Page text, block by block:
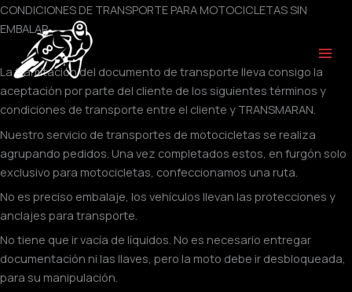
Ir
al
contenido
CONDICIONES DE TRANSPORTE PARA MOTOCICLETAS SIN
EMBALAR
La tramitación del documento de transporte lleva consigo la
aceptación por parte del cliente de los siguientes términos y
condiciones de transporte entre el cliente y TRANSMARAN.
Nuestro servicio de transportes de motocicletas se realiza
agrupando pedidos. Una vez completados estos, en furgón solo
exclusivo para motocicletas, confeccionamos una ruta.
No es preciso embalaje, los vehículos llevan las protecciones y
anclajes para transporte.
No tiene que ir vacía de líquidos. No es necesario entregar
documentación ni las llaves, pero la moto debe ir desbloqueada,
para su manipulación.